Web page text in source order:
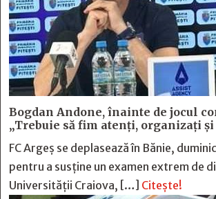
Bogdan Andone, înainte de jocul
„Trebuie să fim atenți, organizați
FC Argeș se deplasează în Bănie,
pentru a susține un examen extrem de
Universității Craiova, […] Citește!